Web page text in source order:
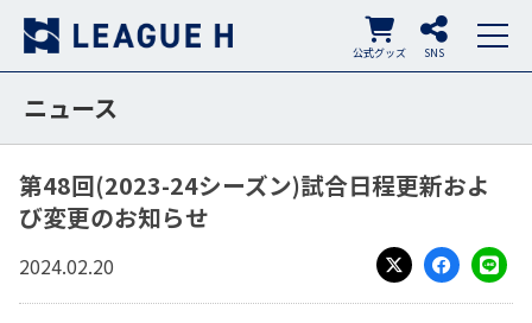
SNS
公式グッズ
ニュース
第48回(2023-24シーズン)試合日程更新およ
び変更のお知らせ
2024.02.20
X
Facebook
LINE